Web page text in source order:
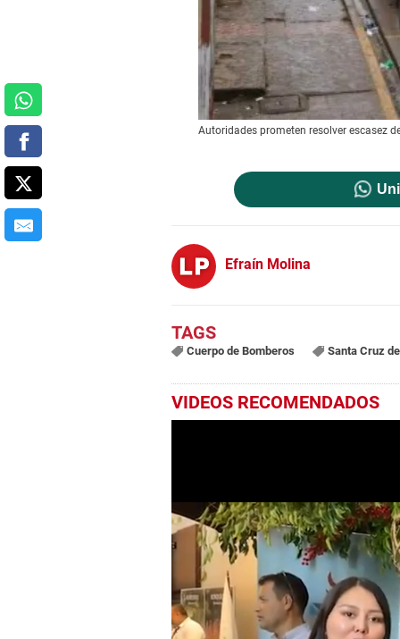
Autoridades prometen resolver escasez
Efraín Molina
Cuerpo de Bomberos Santa Cruz
VIDEOS RECOMENDADOS